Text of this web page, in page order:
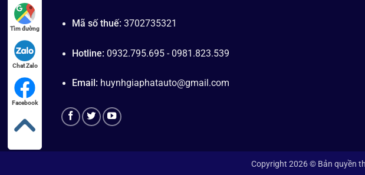
Mã số thuế:3702735321
Hotline: 0932.795.695 - 0981.823.539
Email: huynhgiaphatauto@gmail.com
Copyright 2026 © Bản quyền
Tìm đường
Chat Zalo
Facebook